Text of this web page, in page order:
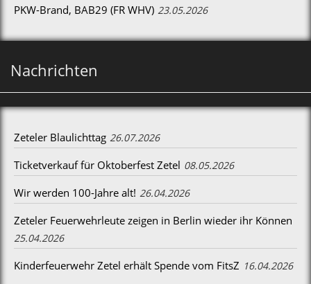
PKW-Brand, BAB29 (FR WHV) 23.05.2026
Nachrichten
Zeteler Blaulichttag 26.07.2026
Ticketverkauf für Oktoberfest Zetel 08.05.2026
Wir werden 100-Jahre alt! 26.04.2026
Zeteler Feuerwehrleute zeigen in Berlin wieder ihr Können
25.04.2026
Kinderfeuerwehr Zetel erhält Spende vom FitsZ 16.04.2026